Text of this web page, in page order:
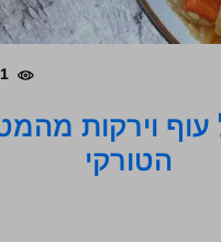
עוף וירקות
הטורקי